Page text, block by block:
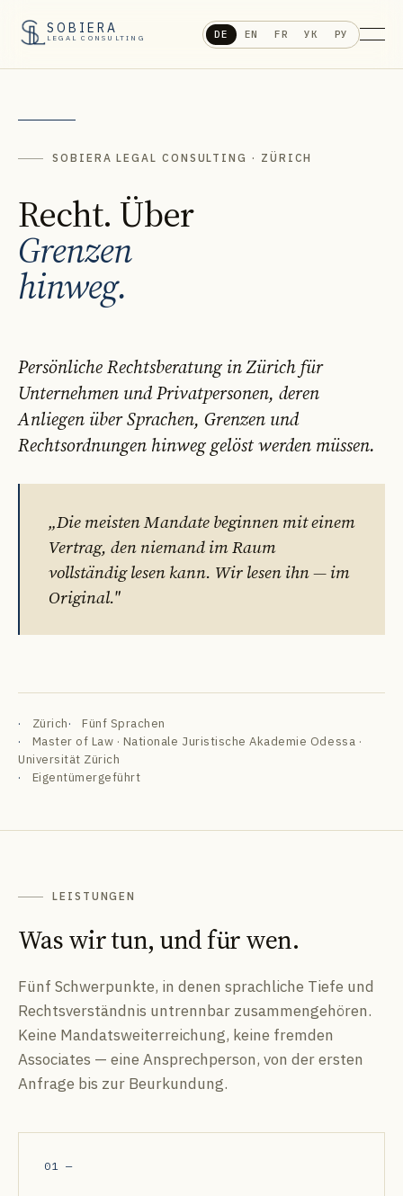
SOBIERA
LEGAL CONSULTING DE EN FR УК РУ
EN FR
SOBIERA LEGAL CONSULTING · ZÜRICH
Recht. Über
Grenzen
hinweg.
Persönliche Rechtsberatung in Zürich für
Unternehmen und Privatpersonen, deren
Anliegen über Sprachen, Grenzen und
Rechtsordnungen hinweg gelöst werden müssen.
„Die meisten Mandate beginnen mit einem
Vertrag, den niemand im Raum
vollständig lesen kann. Wir lesen ihn — im
Original."
Zürich
Fünf Sprachen
Master of Law · Nationale Juristische Akademie Odessa ·
Universität Zürich
Eigentümergeführt
LEISTUNGEN
Was wir tun, und für wen.
Fünf Schwerpunkte, in denen sprachliche Tiefe und
Rechtsverständnis untrennbar zusammengehören.
Keine Mandatsweiterreichung, keine fremden
Associates — eine Ansprechperson, von der ersten
Anfrage bis zur Beurkundung.
01—